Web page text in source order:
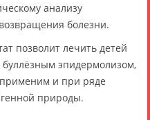
анализу
болезни.
позволит лечить детей
эпидермолизом,
применим и при ряде
природы.